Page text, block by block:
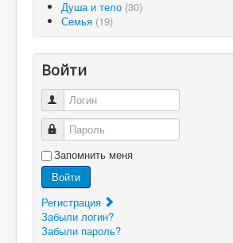
Душа и тело (30)
Семья (19)
Войти
Логин
Пароль
Запомнить меня
Войти
Регистрация
Забыли логин?
Забыли пароль?